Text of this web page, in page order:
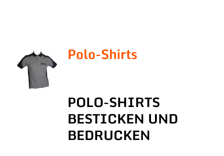
Polo-Shirts
POLO-SHIRTS
BESTICKEN UND
BEDRUCKEN